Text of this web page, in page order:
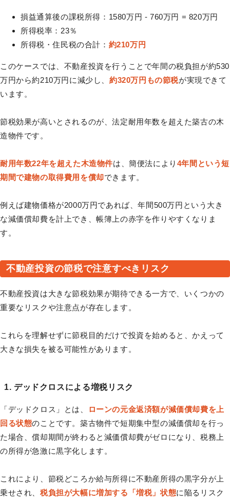
損益通算後の課税所得：1580万円 - 760万円 = 820万円
所得税率：23％
所得税・住民税の合計： 約210万円
このケースでは、不動産投資を行うことで年間の税負担が約530
万円から約210万円に減少し、 約320万円もの節税が実現できて
います。
節税効果が高いとされるのが、法定耐用年数を超えた築古の木
造物件です。
耐用年数22年を超えた木造物件は、簡便法により 4年間という短
期間で建物の取得費用を償却できます。
例えば建物価格が2000万円であれば、年間500万円という大き
な減価償却費を計上でき、帳簿上の赤字を作りやすくなりま
す。
不動産投資の節税で注意すべきリスク
不動産投資は大きな節税効果が期待できる一方で、いくつかの
重要なリスクや注意点が存在します。
これらを理解せずに節税目的だけで投資を始めると、かえって
大きな損失を被る可能性があります。
1. デッドクロスによる増税リスク
「デッドクロス」とは、
ローンの元金返済額が減価償却費を上
回る状態のことです。築古物件で短期集中型の減価償却を行っ
た場合、償却期間が終わると減価償却費がゼロになり、税務上
の所得が急激に黒字化します。
これにより、節税どころか給与所得に不動産所得の黒字分が上
乗せされ、 税負担が大幅に増加する「増税」状態に陥るリスク